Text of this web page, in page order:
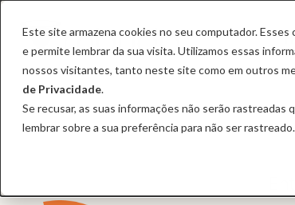
Este site armazena cookies no seu computador.
e permite lembrar da sua visita. Utilizamos essas
nossos visitantes, tanto neste site como em outros
de Privacidade.
Se recusar, as suas informações não serão
lembrar sobre a sua preferência para não ser rastreado.